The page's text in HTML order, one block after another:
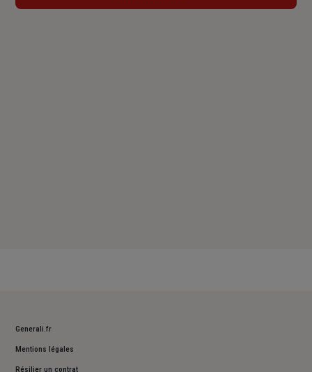
Generali.fr
Mentions légales
Résilier un contrat